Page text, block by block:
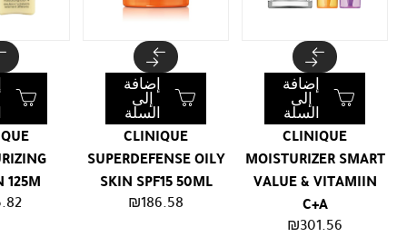
CLINIQUE
MOISTURIZER SMART
VALUE & VITAMIIN
C+A
₪301.56
إضافة
إلى
السلة
CLINIQUE
SUPERDEFENSE OILY
SKIN SPF15 50ML
₪186.58
إضافة
إلى
السلة
125M